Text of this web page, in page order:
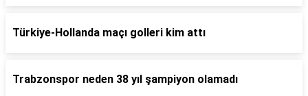
Türkiye-Hollanda maçı golleri kim attı
Trabzonspor neden 38 yıl şampiyon olamadı